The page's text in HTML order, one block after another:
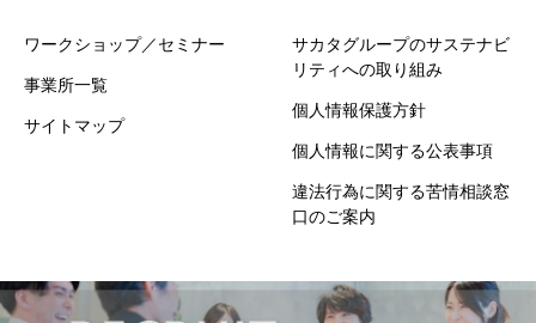
ワークショップ／セミナー
事業所一覧
サイトマップ
サカタグループのサステナビ
リティへの取り組み
個人情報保護方針
個人情報に関する公表事項
違法行為に関する苦情相談窓
口のご案内